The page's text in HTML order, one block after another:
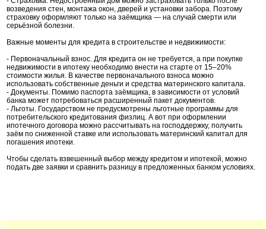
возведения стен, монтажа окон, дверей и установки забора. Поэтому
страховку оформляют только на заёмщика — на случай смерти или
серьёзной болезни.
Важные моменты для кредита в строительстве и недвижимости:
- Первоначальный взнос. Для кредита он не требуется, а при покупке
недвижимости в ипотеку необходимо внести на старте от 15–20%
стоимости жилья. В качестве первоначального взноса можно
использовать собственные деньги и средства материнского капитала.
- Документы. Помимо паспорта заёмщика, в зависимости от условий
банка может потребоваться расширенный пакет документов.
- Льготы. Государством не предусмотрены льготные программы для
потребительского кредитования физлиц. А вот при оформлении
ипотечного договора можно рассчитывать на господдержку, получить
заём по сниженной ставке или использовать материнский капитал для
погашения ипотеки.
Чтобы сделать взвешенный выбор между кредитом и ипотекой, можно
подать две заявки и сравнить разницу в предложенных банком условиях.